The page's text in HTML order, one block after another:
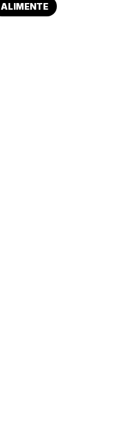
ALIMENTE